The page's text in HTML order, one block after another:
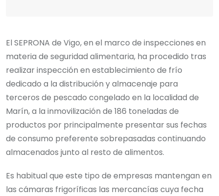
El SEPRONA de Vigo, en el marco de inspecciones en
materia de seguridad alimentaria, ha procedido tras
realizar inspección en establecimiento de frío
dedicado a la distribución y almacenaje para
terceros de pescado congelado en la localidad de
Marín, a la inmovilización de 186 toneladas de
productos por principalmente presentar sus fechas
de consumo preferente sobrepasadas continuando
almacenados junto al resto de alimentos.
Es habitual que este tipo de empresas mantengan en
las cámaras frigoríficas las mercancías cuya fecha